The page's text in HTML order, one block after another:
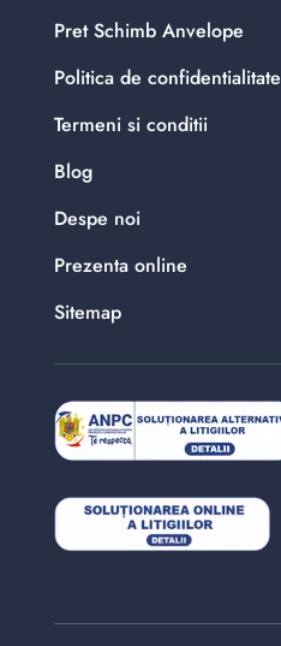
Pret Schimb Anvelope
Politica de confidentialitate
Termeni si conditii
Blog
Despe noi
Prezenta online
Sitemap